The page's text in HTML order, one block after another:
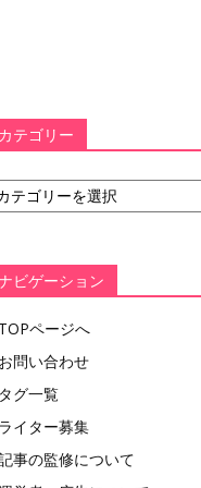
カテゴリー
ビゲーション
TOPページへ
お問い合わせ
タグ一覧
ライター募集
事の監修について